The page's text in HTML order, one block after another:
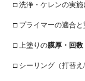
□ 洗浄・ケレンの実施
□ プライマーの適合と
□ 上塗りの膜厚・回数
□ シーリング（打替え